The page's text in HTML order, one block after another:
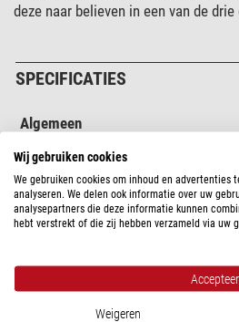
deze naar believen in een van de
SPECIFICATIES
Algemeen
Type
Ontwerp
PRODUCTVEILIGHEID
Fabrikant: Baader Planetarium
Wij gebruiken cookies
We gebruiken cookies om inhoud en advertenties
analyseren. We delen ook informatie over uw
analysepartners die deze informatie kunnen
hebt verstrekt of die zij hebben verzameld via uw
Weigeren